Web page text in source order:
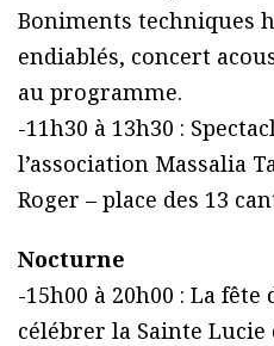
Boniments techniques
endiablés, concert
au programme.
-11h30 à 13h30 :
l’association Massalia
Roger – place des 13
Nocturne
-15h00 à 20h00 : La
célébrer la Sainte Lucie